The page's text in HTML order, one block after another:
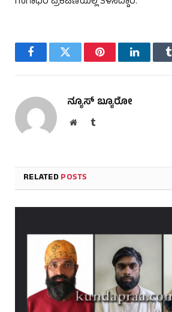
FacebookTwitter Pinterest
ನ್ಯೂಸ್ ಬ್ಯೂರೋ
WebsiteTumblr
RELATEDPOSTS